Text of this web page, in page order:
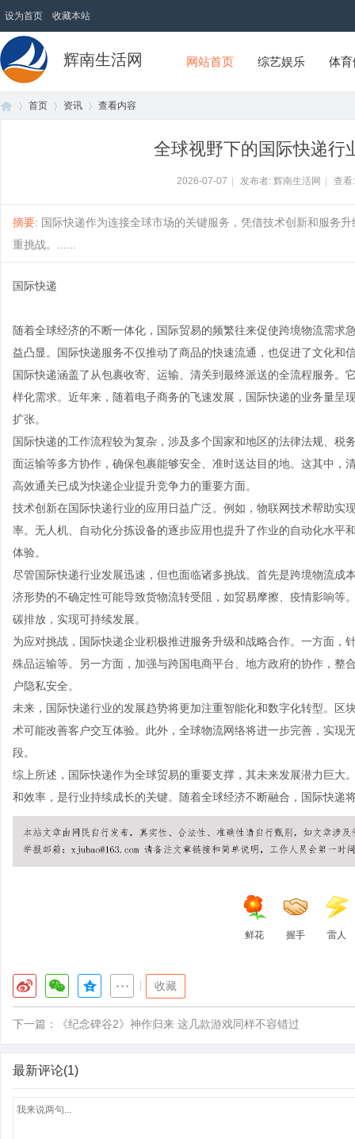
设为首页 收藏本站
辉南生活网 网站首页 综艺娱乐 体
首页 资讯 查看内容
全球视野下的国际快递行
2026-07-07 发布者: 辉南生活网 查
摘要: 国际快递作为连接全球市场的关键服务，凭借技术创新和服务
重挑战。......
国际快递
随着全球经济的不断一体化，国际贸易的频繁往来促使跨境物流需
益凸显。国际快递服务不仅推动了商品的快速流通，也促进了文化和
国际快递涵盖了从包裹收寄、运输、清关到最终派送的全流程服务
样化需求。近年来，随着电子商务的飞速发展，国际快递的业务量呈
扩张。
国际快递的工作流程较为复杂，涉及多个国家和地区的法律法规、
面运输等多方协作，确保包裹能够安全、准时送达目的地。这其中，
高效通关已成为快递企业提升竞争力的重要方面。
技术创新在国际快递行业的应用日益广泛。例如，物联网技术帮助实
率。无人机、自动化分拣设备的逐步应用也提升了作业的自动化水平
体验。
尽管国际快递行业发展迅速，但也面临诸多挑战。首先是跨境物流
济形势的不确定性可能导致货物流转受阻，如贸易摩擦、疫情影响等
碳排放，实现可持续发展。
为应对挑战，国际快递企业积极推进服务升级和战略合作。一方面
殊品运输等。另一方面，加强与跨国电商平台、地方政府的协作，整
户隐私安全。
未来，国际快递行业的发展趋势将更加注重智能化和数字化转型。区
术可能改善客户交互体验。此外，全球物流网络将进一步完善，实现
段。
综上所述，国际快递作为全球贸易的重要支撑，其未来发展潜力巨大
和效率，是行业持续成长的关键。随着全球经济不断融合，国际快递
鲜花 握手 雷人
收藏
下一篇： 《纪念碑谷2》神作归来 这几款游戏同样不容错过
最新评论(1)